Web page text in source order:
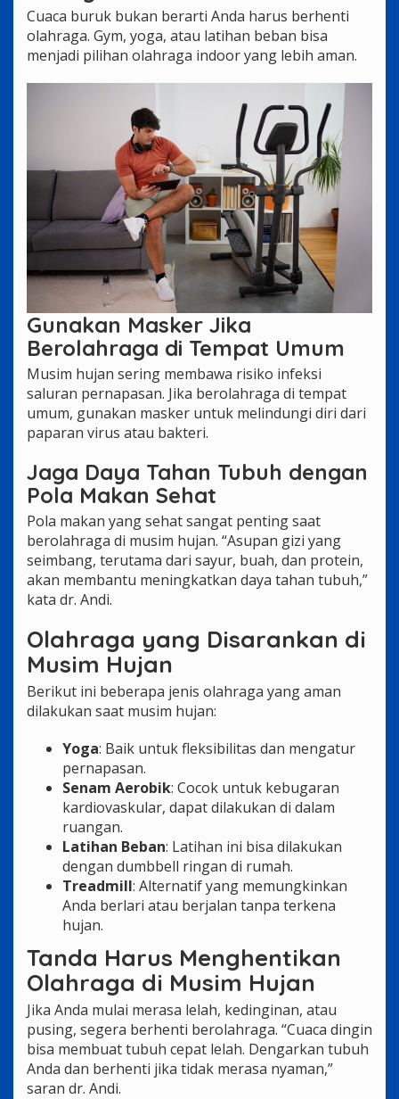
Cuaca buruk bukan berarti Anda harus berhenti
olahraga. Gym, yoga, atau latihan beban bisa
menjadi pilihan olahraga indoor yang lebih aman.
Gunakan Masker Jika
Berolahraga di Tempat Umum
Musim hujan sering membawa risiko infeksi
saluran pernapasan. Jika berolahraga di tempat
umum, gunakan masker untuk melindungi diri dari
paparan virus atau bakteri.
Jaga Daya Tahan Tubuh dengan
Pola Makan Sehat
Pola makan yang sehat sangat penting saat
berolahraga di musim hujan. “Asupan gizi yang
seimbang, terutama dari sayur, buah, dan protein,
akan membantu meningkatkan daya tahan tubuh,”
kata dr. Andi.
Olahraga yang Disarankan di
Musim Hujan
Berikut ini beberapa jenis olahraga yang aman
dilakukan saat musim hujan:
Yoga: Baik untuk fleksibilitas dan mengatur
pernapasan.
Senam Aerobik: Cocok untuk kebugaran
kardiovaskular, dapat dilakukan di dalam
ruangan.
Latihan Beban: Latihan ini bisa dilakukan
dengan dumbbell ringan di rumah.
Treadmill: Alternatif yang memungkinkan
Anda berlari atau berjalan tanpa terkena
hujan.
Tanda Harus Menghentikan
Olahraga di Musim Hujan
Jika Anda mulai merasa lelah, kedinginan, atau
pusing, segera berhenti berolahraga. “Cuaca dingin
bisa membuat tubuh cepat lelah. Dengarkan tubuh
Anda dan berhenti jika tidak merasa nyaman,”
saran dr. Andi.